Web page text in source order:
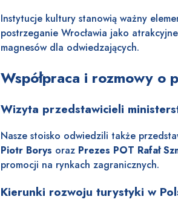
Instytucje kultury stanowią ważny
postrzeganie Wrocławia jako
magnesów dla odwiedzających.
Współpraca i rozmowy o
Wizyta przedstawicieli
Nasze stoisko odwiedzili także
Piotr Borys oraz Prezes POT Rafał
promocji na rynkach zagranicznych.
Kierunki rozwoju turystyki w